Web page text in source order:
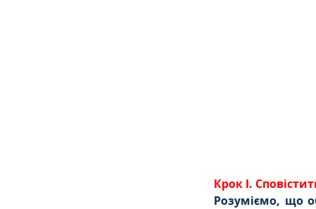
Крок І.
Розуміємо, що